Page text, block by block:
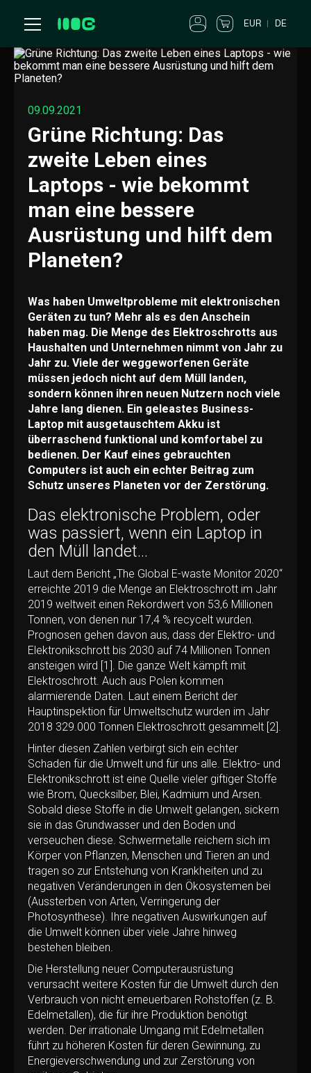
EUR DE
09.09.2021
Grüne Richtung: Das
zweite Leben eines
Laptops - wie bekommt
man eine bessere
Ausrüstung und hilft dem
Planeten?
Was haben Umweltprobleme mit elektronischen
Geräten zu tun? Mehr als es den Anschein
haben mag. Die Menge des Elektroschrotts aus
Haushalten und Unternehmen nimmt von Jahr zu
Jahr zu. Viele der weggeworfenen Geräte
müssen jedoch nicht auf dem Müll landen,
sondern können ihren neuen Nutzern noch viele
Jahre lang dienen. Ein geleastes Business-
Laptop mit ausgetauschtem Akku ist
überraschend funktional und komfortabel zu
bedienen. Der Kauf eines gebrauchten
Computers ist auch ein echter Beitrag zum
Schutz unseres Planeten vor der Zerstörung.
Das elektronische Problem, oder
was passiert, wenn ein Laptop in
den Müll landet...
Laut dem Bericht „The Global E-waste Monitor 2020“
erreichte 2019 die Menge an Elektroschrott im Jahr
2019 weltweit einen Rekordwert von 53,6 Millionen
Tonnen, von denen nur 17,4 % recycelt wurden.
Prognosen gehen davon aus, dass der Elektro- und
Elektronikschrott bis 2030 auf 74 Millionen Tonnen
ansteigen wird [1]. Die ganze Welt kämpft mit
Elektroschrott. Auch aus Polen kommen
alarmierende Daten. Laut einem Bericht der
Hauptinspektion für Umweltschutz wurden im Jahr
2018 329.000 Tonnen Elektroschrott gesammelt [2].
Hinter diesen Zahlen verbirgt sich ein echter
Schaden für die Umwelt und für uns alle. Elektro- und
Elektronikschrott ist eine Quelle vieler giftiger Stoffe
wie Brom, Quecksilber, Blei, Kadmium und Arsen.
Sobald diese Stoffe in die Umwelt gelangen, sickern
sie in das Grundwasser und den Boden und
verseuchen diese. Schwermetalle reichern sich im
Körper von Pflanzen, Menschen und Tieren an und
tragen so zur Entstehung von Krankheiten und zu
negativen Veränderungen in den Ökosystemen bei
(Aussterben von Arten, Verringerung der
Photosynthese). Ihre negativen Auswirkungen auf
die Umwelt können über viele Jahre hinweg
bestehen bleiben.
Die Herstellung neuer Computerausrüstung
verursacht weitere Kosten für die Umwelt durch den
Verbrauch von nicht erneuerbaren Rohstoffen (z. B.
Edelmetallen), die für ihre Produktion benötigt
werden. Der irrationale Umgang mit Edelmetallen
führt zu höheren Kosten für deren Gewinnung, zu
Energieverschwendung und zur Zerstörung von